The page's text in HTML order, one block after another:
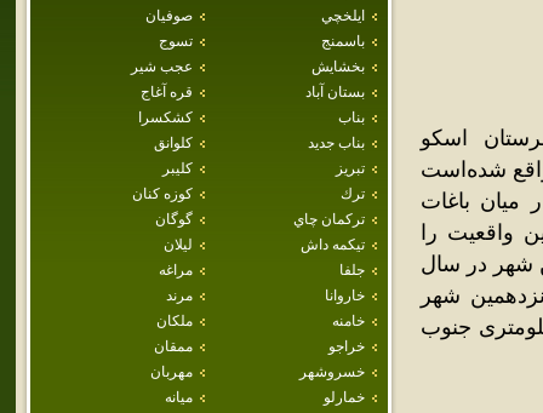
ايلخچي
صوفيان
باسمنج
تسوج
بخشايش
عجب شير
بستان آباد
قره آغاج
بناب
كشكسرا
بناب جديد
كلوانق
تبريز
كليبر
ترك
كوزه كنان
تركمان چاي
گوگان
تيكمه داش
ليلان
جلفا
مراغه
خاروانا
مرند
خامنه
ملكان
خراجو
ممقان
خسروشهر
مهربان
خمارلو
ميانه
اسکو
شده‌است
باغات
واقعیت را
شهر در سال
پانزدهمین شهر
آذربایجان شرقی محسوب می‌گردد.اسکو در ۳۳ کیلومتری جنوب